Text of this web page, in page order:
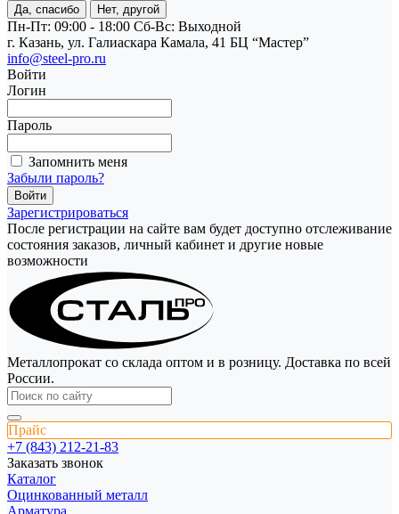
Да, спасибо Нет, другой
Пн-Пт: 09:00 - 18:00 Cб-Вс: Выходной
г. Казань, ул. Галиаскара Камала, 41 БЦ “Мастер”
info@steel-pro.ru
Войти
Логин
Пароль
Запомнить меня
Забыли пароль?
Зарегистрироваться
После регистрации на сайте вам будет доступно отслеживание
состояния заказов, личный кабинет и другие новые
возможности
Металлопрокат со склада оптом и в розницу. Доставка по всей
России.
Прайс
+7 (843) 212-21-83
Заказать звонок
Каталог
Оцинкованный металл
Арматура